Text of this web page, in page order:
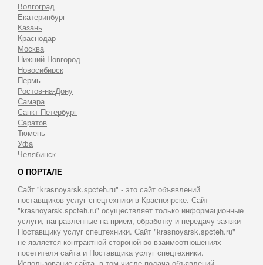
Волгоград
Екатеринбург
Казань
Краснодар
Москва
Нижний Новгород
Новосибирск
Пермь
Ростов-на-Дону
Самара
Санкт-Петербург
Саратов
Тюмень
Уфа
Челябинск
О ПОРТАЛЕ
Сайт "krasnoyarsk.spcteh.ru" - это сайт объявлений
поставщиков услуг спецтехники в Красноярске. Сайт
"krasnoyarsk.spcteh.ru" осуществляет только информационные
услуги, направленные на прием, обработку и передачу заявки
Поставщику услуг спецтехники. Сайт "krasnoyarsk.spcteh.ru"
не является контрактной стороной во взаимоотношениях
посетителя сайта и Поставщика услуг спецтехники.